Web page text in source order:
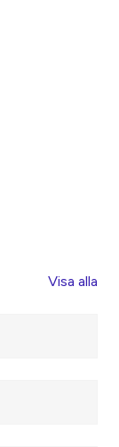
Visa alla